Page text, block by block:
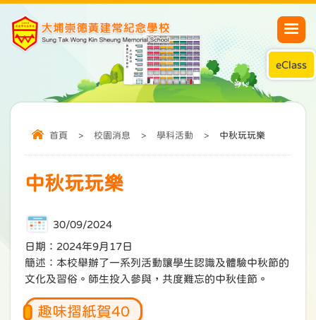
eClass
首頁 > 校園消息 > 學科活動 > 中秋玩玩樂
中秋玩玩樂
30/09/2024
日期：2024年9月17日
簡述：本校舉辦了一系列活動讓學生認識及體驗中秋節的
文化及習俗。師生投入參與，共度難忘的中秋佳節。
趣味摺紙賀40